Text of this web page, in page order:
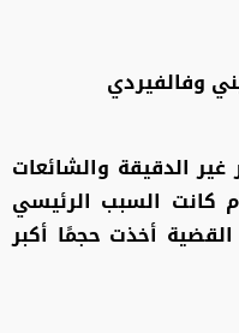
وفالفيردي
الدقيقة والشائعات
كانت السبب الرئيسي
أخذت حجمًا أكبر